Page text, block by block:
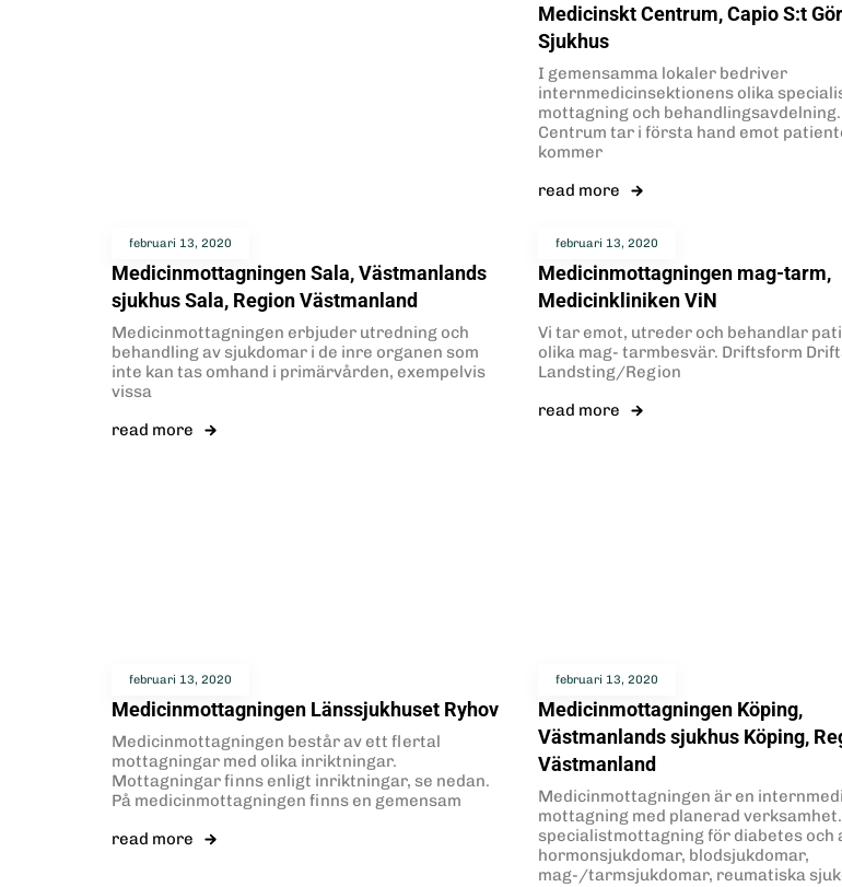
Medicinskt Centrum, Capio S:t
Sjukhus
I gemensamma lokaler bedriver
internmedicinsektionens olika
mottagning och
Centrum tar i första hand emot
kommer
read more
februari 13, 2020
Medicinmottagningen Sala, Västmanlands
sjukhus Sala, Region Västmanland
Medicinmottagningen erbjuder utredning och
behandling av sjukdomar i de inre organen som
inte kan tas omhand i primärvården, exempelvis
vissa
read more
februari 13, 2020
Medicinmottagningen mag-tarm,
Medicinkliniken ViN
Vi tar emot, utreder och behandlar
olika mag- tarmbesvär. Driftsform
Landsting/Region
read more
februari 13, 2020
Medicinmottagningen Länssjukhuset Ryhov
Medicinmottagningen består av ett flertal
mottagningar med olika inriktningar.
Mottagningar finns enligt inriktningar, se nedan.
På medicinmottagningen finns en gemensam
read more
februari 13, 2020
Medicinmottagningen Köping,
Västmanlands sjukhus Köping,
Västmanland
Medicinmottagningen är en
mottagning med planerad
specialistmottagning för diabetes och
hormonsjukdomar, blodsjukdomar,
mag-/tarmsjukdomar, reumatiska